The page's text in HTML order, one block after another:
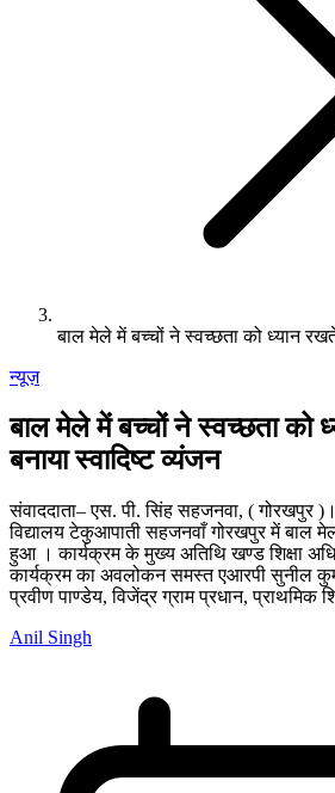
बाल मेले में बच्चों ने स्वच्छता को ध्यान
न्यूज़
बाल मेले में बच्चों ने स्वच्छता को
बनाया स्वादिष्ट व्यंजन
संवाददाता– एस. पी. सिंह सहजनवा, ( गोरखपुर )।
विद्यालय टेकुआपाती सहजनवाँ गोरखपुर में बाल
हुआ । कार्यक्रम के मुख्य अतिथि खण्ड शिक्षा
कार्यक्रम का अवलोकन समस्त एआरपी सुनील
प्रवीण पाण्डेय, विजेंद्र ग्राम प्रधान,
Anil Singh